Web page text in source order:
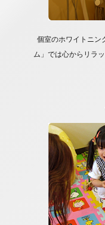
個室のホワイトニン
ム」では心からリラ